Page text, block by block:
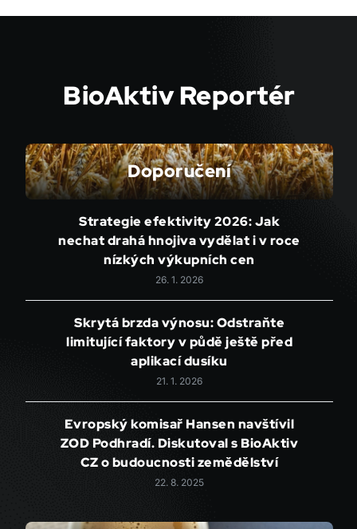
BioAktiv Reportér
Doporučení
Strategie efektivity 2026: Jak
nechat drahá hnojiva vydělat i v roce
nízkých výkupních cen
26. 1. 2026
Skrytá brzda výnosu: Odstraňte
limitující faktory v půdě ještě před
aplikací dusíku
21. 1. 2026
Evropský komisař Hansen navštívil
ZOD Podhradí. Diskutoval s BioAktiv
CZ o budoucnosti zemědělství
22. 8. 2025